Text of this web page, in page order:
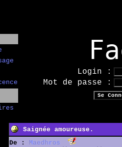
Login :
Mot de passe :
Saignée amoureuse.
De :
Maedhros